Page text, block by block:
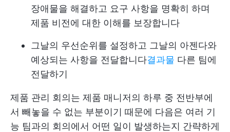
장애물을 해결하고 요구 사항을 명확히 하며
제품 비전에 대한 이해를 보장합니다
그날의 우선순위를 설정하고 그날의 아젠다와
예상되는 사항을 전달합니다결과물 다른 팀에
전달하기
제품 관리 회의는 제품 매니저의 하루 중 전반부에
서 빼놓을 수 없는 부분이기 때문에 다음은 여러 기
능 팀과의 회의에서 어떤 일이 발생하는지 간략하게